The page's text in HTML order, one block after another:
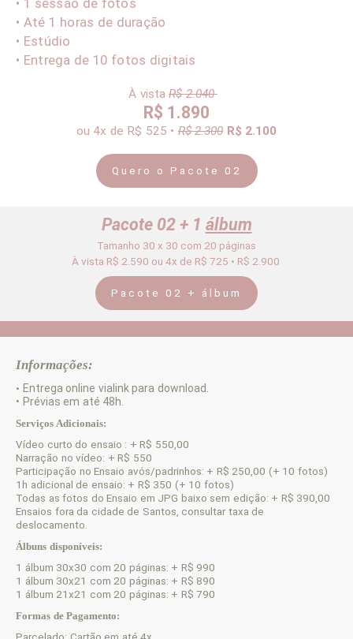
• 1 sessão de fotos
• Até 1 horas de duração
• Estúdio
• Entrega de 10 fotos digitais
À vista R$ 2.040
R$ 1.890
ou 4x de R$ 525 • R$ 2.300 R$ 2.100
Quero o Pacote 02
Pacote 02 + 1 álbum
Tamanho 30 x 30 com 20 páginas
À vista R$ 2.590 ou 4x de R$ 725 • R$ 2.900
Pacote 02 + álbum
Informações:
• Entrega online vialink para download.
• Prévias em até 48h.
Serviços Adicionais:
Vídeo curto do ensaio : + R$ 550,00
Narração no vídeo: + R$ 550
Participação no Ensaio avós/padrinhos: + R$ 250,00 (+ 10 fotos)
1h adicional de ensaio: + R$ 350 (+ 10 fotos)
Todas as fotos do Ensaio em JPG baixo sem edição: + R$ 390,00
Ensaios fora da cidade de Santos, consultar taxa de
deslocamento.
Álbuns disponíveis:
1 álbum 30x30 com 20 páginas: + R$ 990
1 álbum 30x21 com 20 páginas: + R$ 890
1 álbum 21x21 com 20 páginas: + R$ 790
Formas de Pagamento: